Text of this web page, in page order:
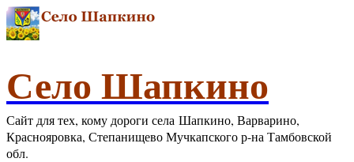
Село Шапкино
Сайт для тех, кому дороги села Шапкино, Варварино,
Краснояровка, Степанищево Мучкапского р-на Тамбовской
обл.